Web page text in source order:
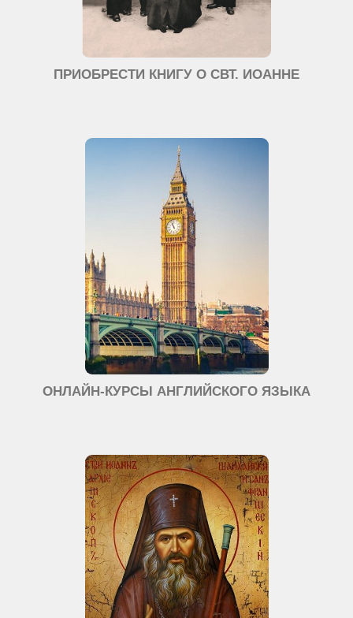
ПРИОБРЕСТИ КНИГУ О СВТ. ИОАННЕ
ОНЛАЙН-КУРСЫ АНГЛИЙСКОГО ЯЗЫКА